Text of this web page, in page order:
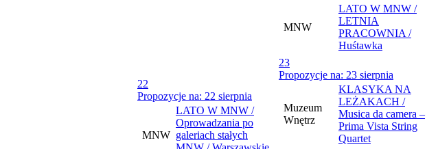
MNW
LATO W MNW /
LETNIA
PRACOWNIA /
Huśtawka
22
Propozycje na: 22 sierpnia
MNW
LATO W MNW /
Oprowadzania po
galeriach stałych
23
Propozycje na: 23 sierpnia
Muzeum
Wnętrz
KLASYKA NA
LEŻAKACH /
Musica da camera –
Prima Vista String
Quartet